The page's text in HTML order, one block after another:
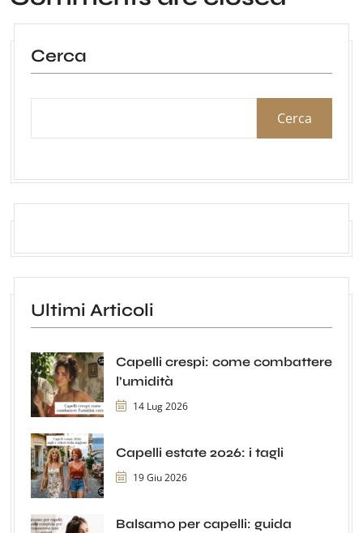
Cerca
Cerca
Ultimi Articoli
Capelli crespi: come combattere
l’umidità
14 Lug 2026
Capelli estate 2026: i tagli
19 Giu 2026
Balsamo per capelli: guida